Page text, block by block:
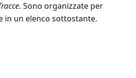
. Sono organizzate per
in un elenco sottostante.